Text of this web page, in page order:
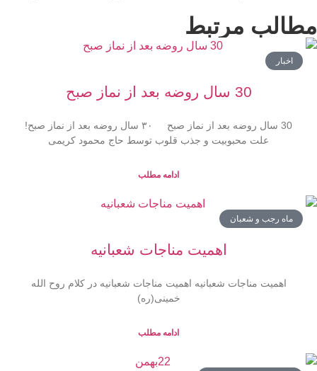
مرتبط
اخبار
30 سال روضه بعد از نماز صبح
30 سال روضه بعد از نماز صبح ۳۰ سال روضه بعد از نماز صبح!
علت محبوبیت و جذب قلوب توسط حاج محمود کریمی
ادامه مطلب
ماه رجب و شعبان
اهمیت مناجات شعبانیه
اهمیت مناجات شعبانیه اهمیت مناجات شعبانیه در کلام روح الله
خمینی(ره)
ادامه مطلب